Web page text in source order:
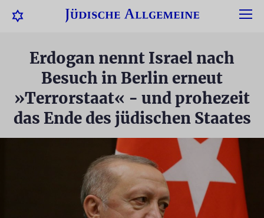
Erdogan nennt Israel nach
Besuch in Berlin erneut
»Terrorstaat« - und prohezeit
das Ende des jüdischen Staates